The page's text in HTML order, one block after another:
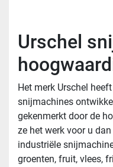
Urschel
Het merk Urschel
snijmachines
gekenmerkt door de
ze het werk voor u
industriële
groenten, fruit, vlees,